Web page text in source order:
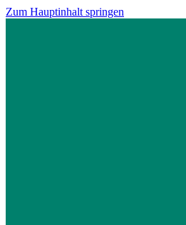
Zum Hauptinhalt springen